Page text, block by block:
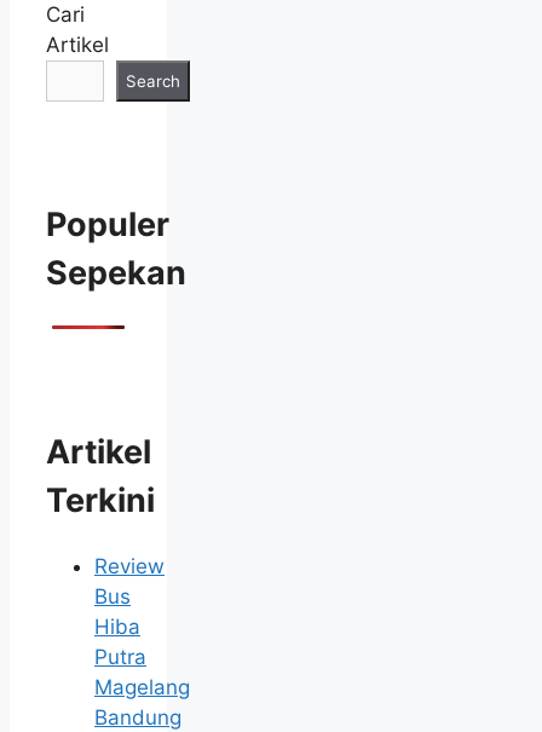
Cari
Artikel
Search
Populer
Sepekan
Artikel
Terkini
Review
Bus
Hiba
Putra
Magelang
Bandung